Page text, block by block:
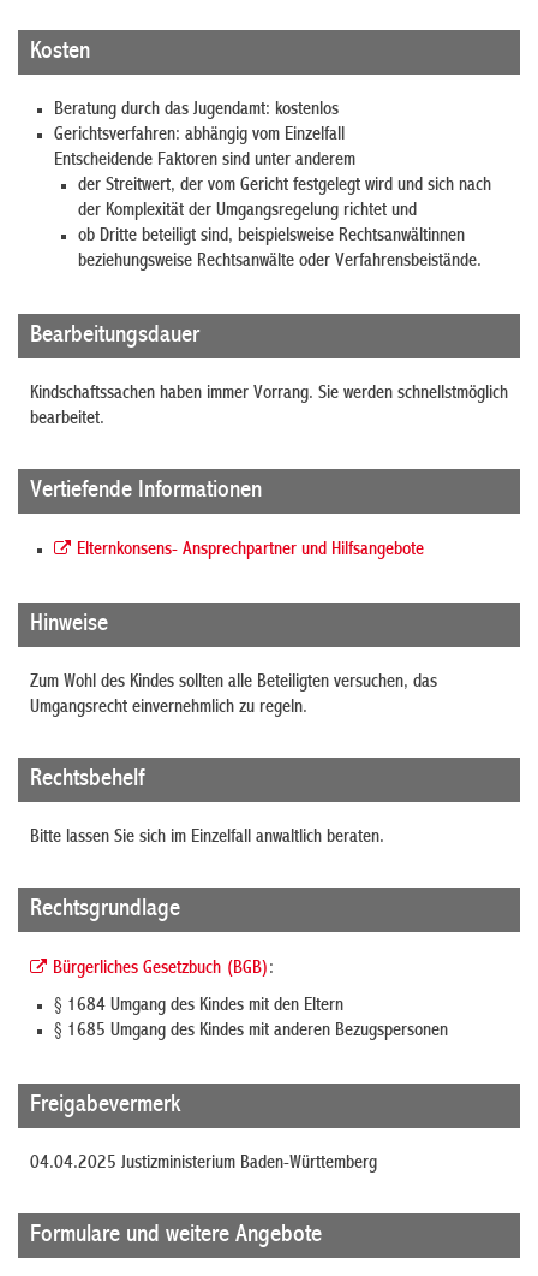
Kosten
Beratung durch das Jugendamt: kostenlos
Gerichtsverfahren: abhängig vom Einzelfall
Entscheidende Faktoren sind unter anderem
der Streitwert, der vom Gericht festgelegt wird und sich nach
der Komplexität der Umgangsregelung richtet und
ob Dritte beteiligt sind, beispielsweise Rechtsanwältinnen
beziehungsweise Rechtsanwälte oder Verfahrensbeistände.
Bearbeitungsdauer
Kindschaftssachen haben immer Vorrang. Sie werden schnellstmöglich
bearbeitet.
Vertiefende Informationen
Elternkonsens- Ansprechpartner und Hilfsangebote
Hinweise
Zum Wohl des Kindes sollten alle Beteiligten versuchen, das
Umgangsrecht einvernehmlich zu regeln.
Rechtsbehelf
Bitte lassen Sie sich im Einzelfall anwaltlich beraten.
Rechtsgrundlage
Bürgerliches Gesetzbuch (BGB):
§ 1684 Umgang des Kindes mit den Eltern
§ 1685 Umgang des Kindes mit anderen Bezugspersonen
Freigabevermerk
04.04.2025 Justizministerium Baden-Württemberg
Formulare und weitere Angebote